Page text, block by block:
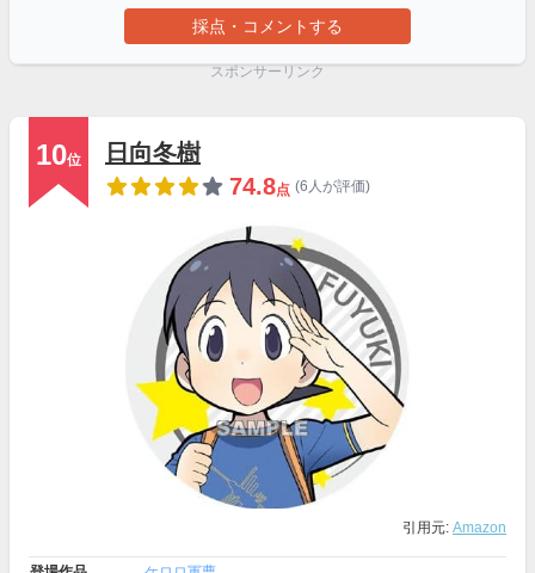
採点・コメントする
スポンサーリンク
10位
日向冬樹
74.8点 (6人が評価)
引用元: Amazon